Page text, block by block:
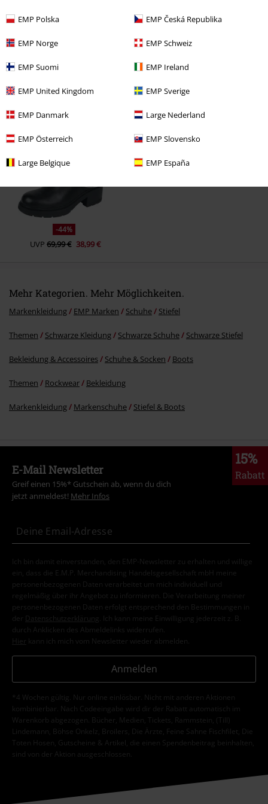
EMP Polska EMP Česká Republika
EMP Norge EMP Schweiz
EMP Suomi EMP Ireland
EMP United Kingdom EMP Sverige
EMP Danmark Large Nederland
EMP Österreich EMP Slovensko
Large Belgique EMP España
Zuletzt angesehene Artikel
-44%
UVP 69,99 € 38,99 €
Mehr Kategorien. Mehr Möglichkeiten.
Markenkleidung EMP Marken Schuhe Stiefel
Themen Schwarze Kleidung Schwarze Schuhe Schwarze Stiefel
Bekleidung & Accessoires Schuhe & Socken Boots
Themen Rockwear Bekleidung
Markenkleidung Markenschuhe Stiefel & Boots
15%
Rabatt
E-Mail Newsletter
Greif einen 15%* Gutschein ab, wenn du dich
jetzt anmeldest! Mehr Infos
Ich bin damit einverstanden, den EMP-Newsletter zu erhalten und willige
ein, dass die E.M.P. Merchandising Handelsgesellschaft mbH meine
personenbezogenen Daten verarbeitet um mich individuell und
regelmäßig über ihr Angebot zu informieren. Die Verarbeitung meiner
personenbezogenen Daten erfolgt entsprechend den Bestimmungen in
der
Datenschutzerklärung
. Ich kann meine Einwilligung jederzeit z. B.
durch Anklicken des Abmeldelinks widerrufen.
Hier kann ich mich vom Newsletter wieder abmelden.
Anmelden
*4 Wochen gültig. Nur online einlösbar. Nicht mit anderen Aktionen
kombinierbar. Nach Codeeingabe wird dir der Rabatt automatisch im
Warenkorb abgezogen. Bücher, Medien, Tickets, Rammstein, (Till)
Lindemann, Böhse Onkelz, Broilers, Die Ärzte, Feine Sahne Fischfilet, Die
Toten Hosen, Gutscheine & Artikel, die einen Spendenbeitrag beinhalten,
sind von der Aktion ausgeschlossen.